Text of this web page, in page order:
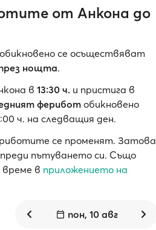
от Анкона до
се осъществяват
нощта.
в 13:30 ч. и пристига в
ферибот обикновено
ч. на следващия ден.
се променят. Затова
пътуването си. Също
време в приложението на
пон, 10 авг